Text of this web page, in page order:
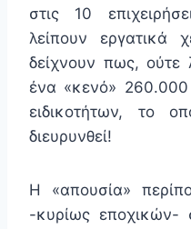
στις 10
λείπουν εργατικά
δείχνουν πως, ούτε
ένα «κενό»
ειδικοτήτων, το
διευρυνθεί!
Η «απουσία»
-κυρίως εποχικών-